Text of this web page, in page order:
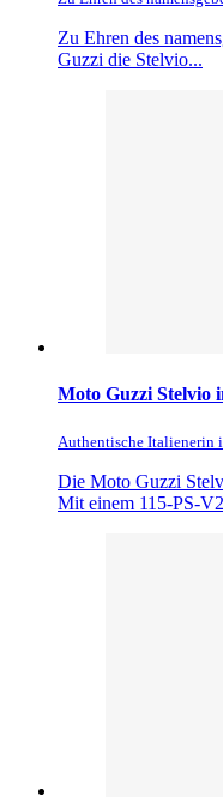
Zu Ehren des
Guzzi die Stelvio...
Moto Guzzi Stelvio
Authentische Italienerin
Die Moto Guzzi
Mit einem 115-PS-